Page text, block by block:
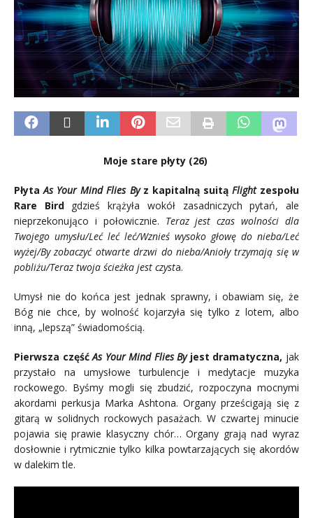
Moje stare płyty (26)
Płyta As Your Mind Flies By z kapitalną suitą Flight zespołu
Rare Bird gdzieś krążyła wokół zasadniczych pytań, ale
nieprzekonująco i połowicznie. Teraz jest czas wolności dla
Twojego umysłu/Leć leć leć/Wznieś wysoko głowę do nieba/Leć
wyżej/By zobaczyć otwarte drzwi do nieba/Anioły trzymają się w
pobliżu/Teraz twoja ścieżka jest czysta.
Umysł nie do końca jest jednak sprawny, i obawiam się, że
Bóg nie chce, by wolność kojarzyła się tylko z lotem, albo
inną, „lepszą” świadomością.
Pierwsza częśćAs Your Mind Flies Byjest dramatyczna, jak
przystało na umysłowe turbulencje i medytacje muzyka
rockowego. Byśmy mogli się zbudzić, rozpoczyna mocnymi
akordami perkusja Marka Ashtona. Organy prześcigają się z
gitarą w solidnych rockowych pasażach. W czwartej minucie
pojawia się prawie klasyczny chór… Organy grają nad wyraz
dosłownie i rytmicznie tylko kilka powtarzających się akordów
w dalekim tle.